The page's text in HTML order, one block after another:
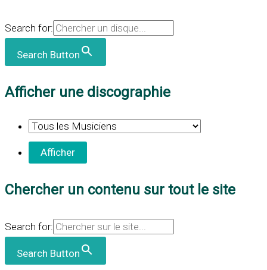
Search for:
Search Button
Afficher une discographie
Chercher un contenu sur tout le site
Search for:
Search Button